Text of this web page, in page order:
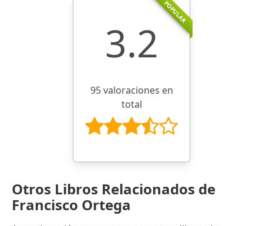
POPULAR
3.2
95 valoraciones en
total
Otros Libros Relacionados de
Francisco Ortega